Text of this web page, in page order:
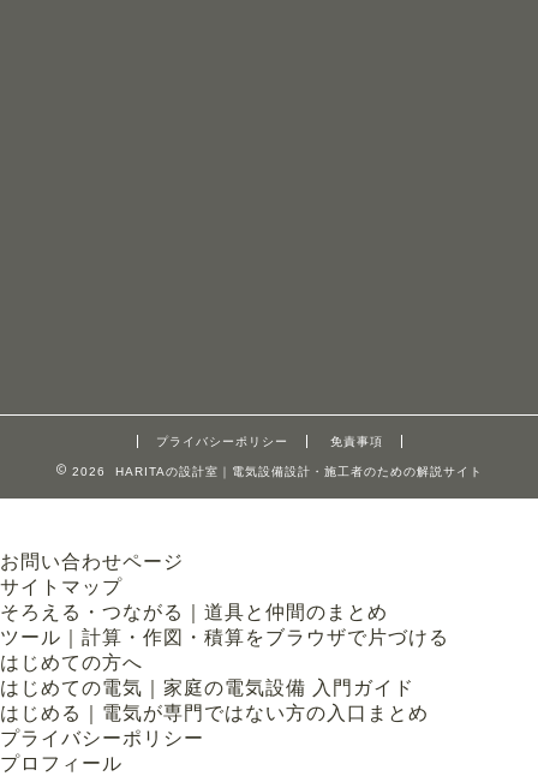
プライバシーポリシー 免責事項
2026 HARITAの設計室｜電気設備設計・施工者のための解説サイト
お問い合わせページ
サイトマップ
そろえる・つながる｜道具と仲間のまとめ
ツール｜計算・作図・積算をブラウザで片づける
はじめての方へ
はじめての電気｜家庭の電気設備 入門ガイド
はじめる｜電気が専門ではない方の入口まとめ
プライバシーポリシー
プロフィール